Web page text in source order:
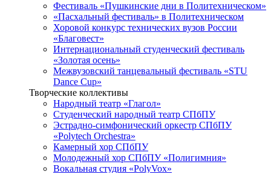
Фестиваль «Пушкинские дни в Политехническом»
«Пасхальный фестиваль» в Политехническом
Хоровой конкурс технических вузов России
«Благовест»
Интернациональный студенческий фестиваль
«Золотая осень»
Межвузовский танцевальный фестиваль «STU
Dance Cup»
Творческие коллективы
Народный театр «Глагол»
Студенческий народный театр СПбПУ
Эстрадно-симфонический оркестр СПбПУ
«Polytech Orchestra»
Камерный хор СПбПУ
Молодежный хор СПбПУ «Полигимния»
Вокальная студия «PolyVox»